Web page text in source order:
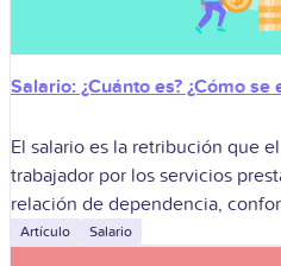
Salario: ¿Cuánto es? ¿Cómo se
El salario es la retribución que
trabajador por los servicios
relación de dependencia,
del Trabajo.
Artículo Salario